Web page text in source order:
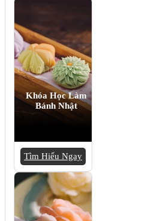
Khóa Học Làm
Bánh Nhật
Tìm Hiểu Ngay